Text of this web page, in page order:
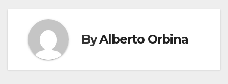
ByAlberto Orbina